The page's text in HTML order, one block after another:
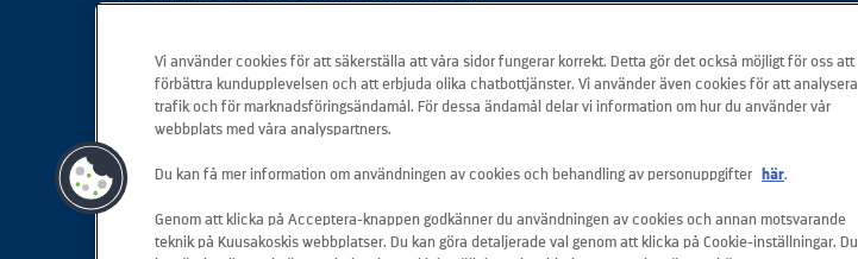
Vi är din kompletta återvinnare helt enkelt.
Vi använder cookies för att säkerställa att våra sidor fungerar korrekt. Detta gör det också möjligt för oss att
förbättra kundupplevelsen och att erbjuda olika chatbottjänster. Vi använder även cookies för att analysera
trafik och för marknadsföringsändamål. För dessa ändamål delar vi information om hur du använder vår
webbplats med våra analyspartners.
Du kan få mer information om användningen av cookies och behandling av personuppgifter här.
Genom att klicka på Acceptera-knappen godkänner du användningen av cookies och annan motsvarande
teknik på Kuusakoskis webbplatser. Du kan göra detaljerade val genom att klicka på Cookie-inställningar. Du